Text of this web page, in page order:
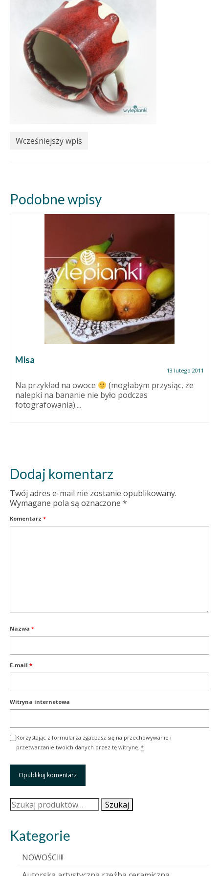
Wcześniejszy wpis
Podobne wpisy
Misa
13 lutego 2011
Na przykład na owoce
(mogłabym przysiąc, że
nalepki na bananie nie było podczas
fotografowania)....
Dodaj komentarz
Twój adres e-mail nie zostanie opublikowany.
Wymagane pola są oznaczone *
Komentarz *
Nazwa *
E-mail *
Witryna internetowa
Korzystając z formularza zgadzasz się na przechowywanie i
przetwarzanie twoich danych przez tę witrynę. *
Szukaj: Szukaj
Kategorie
NOWOŚCI!!!